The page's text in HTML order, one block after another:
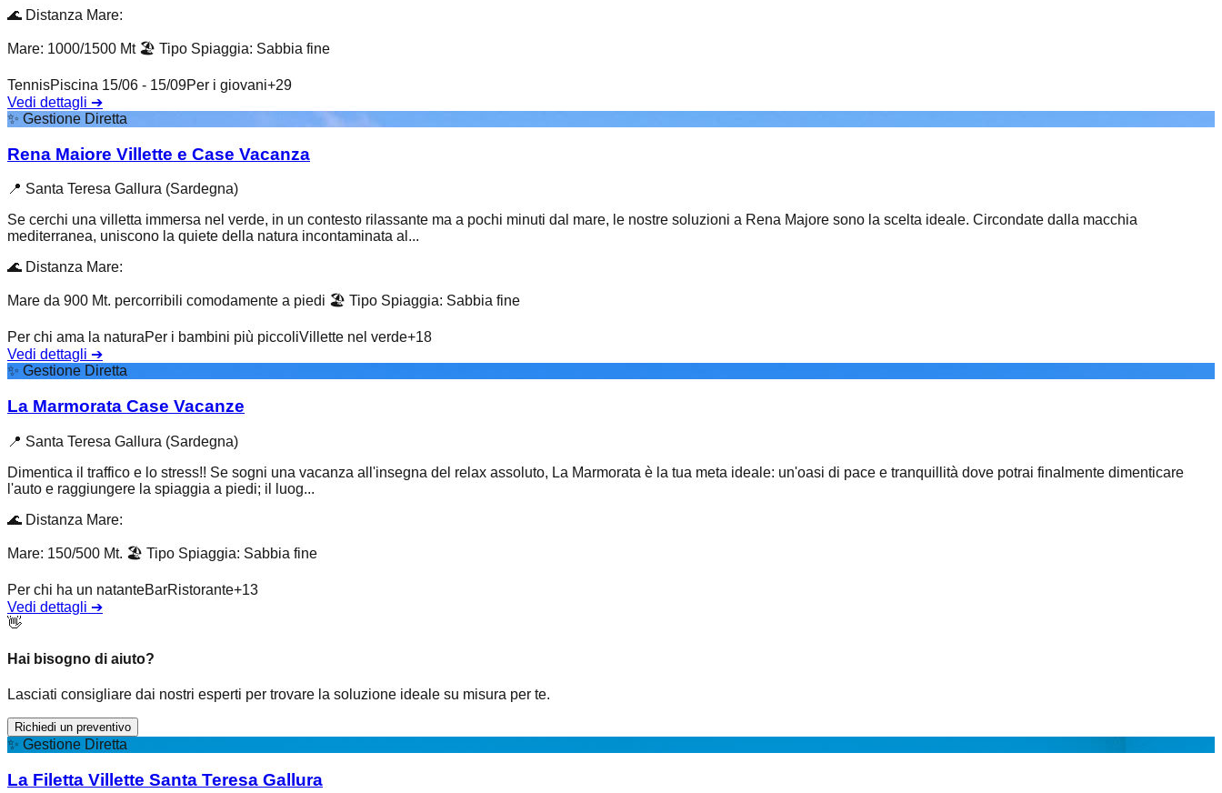
🌊 Distanza Mare:
Mare: 1000/1500 Mt 🏖️ Tipo Spiaggia: Sabbia fine
TennisPiscina 15/06 - 15/09Per i giovani+29
Vedi dettagli ➔
✨ Gestione Diretta
Rena Maiore Villette e Case Vacanza
📍 Santa Teresa Gallura (Sardegna)
Se cerchi una villetta immersa nel verde, in un contesto rilassante ma a pochi minuti dal mare, le nostre soluzioni a Rena Majore sono la scelta ideale. Circondate dalla macchia
mediterranea, uniscono la quiete della natura incontaminata al...
🌊 Distanza Mare:
Mare da 900 Mt. percorribili comodamente a piedi 🏖️ Tipo Spiaggia: Sabbia fine
Per chi ama la naturaPer i bambini più piccoliVillette nel verde+18
Vedi dettagli ➔
✨ Gestione Diretta
La Marmorata Case Vacanze
📍 Santa Teresa Gallura (Sardegna)
Dimentica il traffico e lo stress!! Se sogni una vacanza all'insegna del relax assoluto, La Marmorata è la tua meta ideale: un'oasi di pace e tranquillità dove potrai finalmente dimenticare
l'auto e raggiungere la spiaggia a piedi; il luog...
🌊 Distanza Mare:
Mare: 150/500 Mt. 🏖️ Tipo Spiaggia: Sabbia fine
Per chi ha un natanteBarRistorante+13
Vedi dettagli ➔
👋
Hai bisogno di aiuto?
Lasciati consigliare dai nostri esperti per trovare la soluzione ideale su misura per te.
Richiedi un preventivo
✨ Gestione Diretta
La Filetta Villette Santa Teresa Gallura